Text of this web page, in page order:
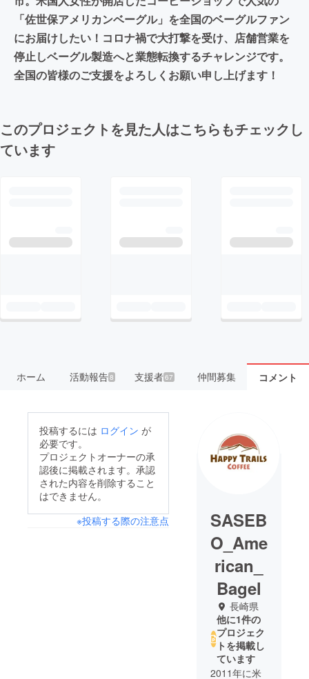
「佐世保アメリカンベーグル」を全国のベーグルファン
にお届けしたい！コロナ禍で大打撃を受け、店舗営業を
停止しベーグル製造へと業態転換するチャレンジです。
全国の皆様のご支援をよろしくお願い申し上げます！
このプロジェクトを見た人はこちらもチェックし
ています
ホーム 活動報告8 支援者67 仲間募集 コメント
投稿するには ログイン が
必要です。
プロジェクトオーナーの承
認後に掲載されます。承認
された内容を削除すること
はできません。
※投稿する際の注意点
SASEB
O_Ame
rican_
Bagel
長崎県
他に1件の
プロジェク
トを掲載し
ています
2011年に米